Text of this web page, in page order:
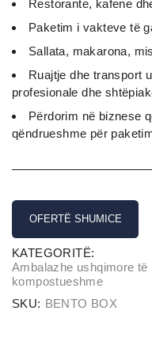
Restorante, kafene
Paketim i vakteve të
Sallata, makarona,
Ruajtje dhe transport
profesionale dhe
Përdorim në biznese
qëndrueshme për
OFERTË SHUMICE
KATEGORITË:
Ambalazhe ushqimore
kompostueshme
SKU: BENTO BOX